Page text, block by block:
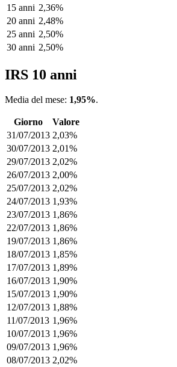
15 anni 2,36%
20 anni 2,48%
25 anni 2,50%
30 anni 2,50%
IRS 10 anni
Media del mese: 1,95%.
Giorno
Valore
31/07/2013 2,03%
30/07/2013 2,01%
29/07/2013 2,02%
26/07/2013 2,00%
25/07/2013 2,02%
24/07/2013 1,93%
23/07/2013 1,86%
22/07/2013 1,86%
19/07/2013 1,86%
18/07/2013 1,85%
17/07/2013 1,89%
16/07/2013 1,90%
15/07/2013 1,90%
12/07/2013 1,88%
11/07/2013 1,96%
10/07/2013 1,96%
09/07/2013 1,96%
08/07/2013 2,02%